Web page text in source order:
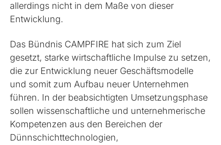
allerdings nicht in dem Maße von dieser
Entwicklung.
Das Bündnis CAMPFIRE hat sich zum Ziel
gesetzt, starke wirtschaftliche Impulse zu setzen,
die zur Entwicklung neuer Geschäftsmodelle
und somit zum Aufbau neuer Unternehmen
führen. In der beabsichtigten Umsetzungsphase
sollen wissenschaftliche und unternehmerische
Kompetenzen aus den Bereichen der
Dünnschichttechnologien,